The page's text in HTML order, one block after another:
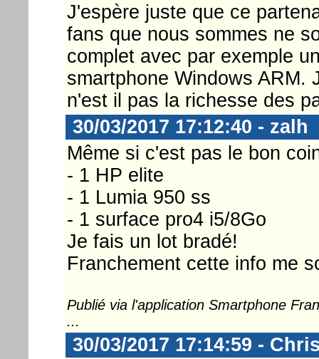
J'espère juste que ce
fans que nous sommes ne
complet avec par exemple
smartphone Windows ARM.
n'est il pas la richesse des
30/03/2017 17:12:40 - zalh
Même si c'est pas le bon
- 1 HP elite
- 1 Lumia 950 ss
- 1 surface pro4 i5/8Go
Je fais un lot bradé!
Franchement cette info me
Publié via l'application Smartphone
...
30/03/2017 17:14:59 -